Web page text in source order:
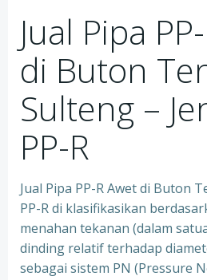
Jual Pipa
di Buton
Sulteng –
PP-R
Jual Pipa PP-R Awet di Buton
PP-R di klasifikasikan
menahan tekanan (dalam
dinding relatif terhadap
sebagai sistem PN (Pressure